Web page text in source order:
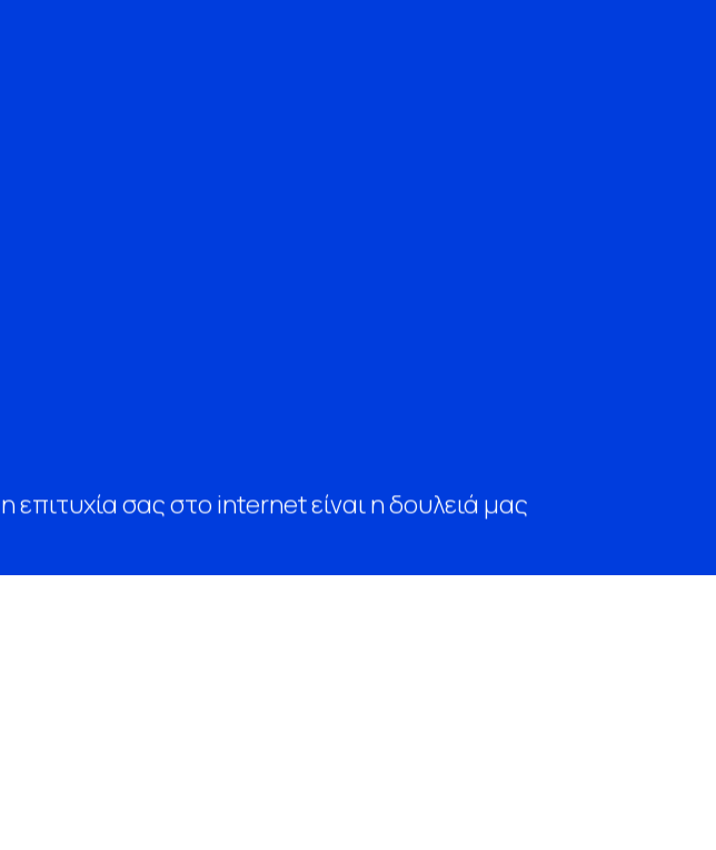
η επιτυχία σας στο internet είναι η δουλειά μας